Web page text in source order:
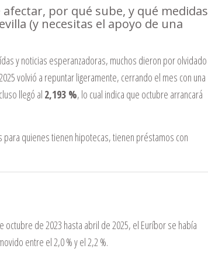
por qué sube, y qué medidas
(y necesitas el apoyo de una
y noticias esperanzadoras, muchos dieron por olvidado
volvió a repuntar ligeramente, cerrando el mes con una
llegó al 2,193 %, lo cual indica que octubre arrancará
quienes tienen hipotecas, tienen préstamos con
de 2023 hasta abril de 2025, el Euríbor se había
entre el 2,0 % y el 2,2 %.